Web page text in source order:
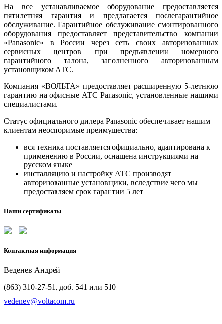
На все устанавливаемое оборудование предоставляется
пятилетняя гарантия и предлагается послегарантийное
обслуживание. Гарантийное обслуживание смонтированного
оборудования предоставляет представительство компании
«Panasonic» в России через сеть своих авторизованных
сервисных центров при предъявлении номерного
гарантийного талона, заполненного авторизованным
установщиком АТС.
Компания «ВОЛЬТА» предоставляет расширенную 5-летнюю
гарантию на офисные АТС Panasonic, установленные нашими
специалистами.
Статус официального дилера Panasonic обеспечивает нашим
клиентам неоспоримые преимущества:
вся техника поставляется официально, адаптирована к
применению в России, оснащена инструкциями на
русском языке
инсталляцию и настройку АТС производят
авторизованные установщики, вследствие чего мы
предоставляем срок гарантии 5 лет
Наши сертификаты
Контактная информация
Веденев Андрей
(863) 310-27-51, доб. 541 или 510
vedenev@voltacom.ru